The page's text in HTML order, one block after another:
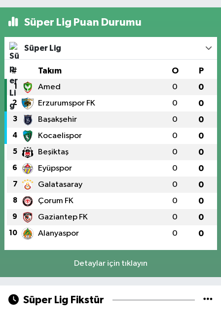
Süper Lig Puan Durumu
Süper Lig
# Takım O P
1 Amed 0 0
2 Erzurumspor FK 0 0
3 Başakşehir 0 0
4 Kocaelispor 0 0
5 Beşiktaş 0 0
6 Eyüpspor 0 0
7 Galatasaray 0 0
8 Çorum FK 0 0
9 Gaziantep FK 0 0
10 Alanyaspor 0 0
Detaylar için tıklayın
Süper Lig Fikstür